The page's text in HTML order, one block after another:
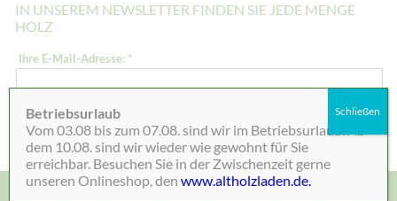
IN UNSEREM NEWSLETTER FINDEN SIE JEDE MENGE
HOLZ
-
a
Ihre E-Mail-Adresse: *
Absenden
Betriebsurlaub
Vom 03.08 bis zum 07.08. sind wir im Betriebsurlaub. Ab
dem 10.08. sind wir wieder wie gewohnt für Sie
erreichbar. Besuchen Sie in der Zwischenzeit gerne
unseren Onlineshop, denwww.altholzladen.de.
Schließen